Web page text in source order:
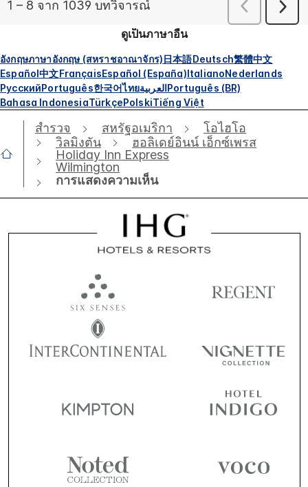
ดูเป็นภาษาอื่น
อังกฤษภาษาอังกฤษ (สหราชอาณาจักร)日本語Deutsch繁體中文
Español中文FrançaisEspañol (España)ItalianoNederlands
РусскийPortuguês한국어ไทยالعربيةPortuguês (BR)
Bahasa IndonesiaTürkçePolskiTiếng Việt
สำรวจ สหรัฐอเมริกา
โอไฮโอ
วิลมิงตัน
ฮอลิเดย์อินน์ เอ็กซ์เพรส
Holiday Inn Express
Wilmington
การแสดงความเห็น